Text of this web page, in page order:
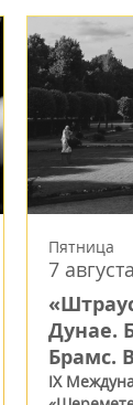
Пятница
7
Дунае.
Брамс.
IX